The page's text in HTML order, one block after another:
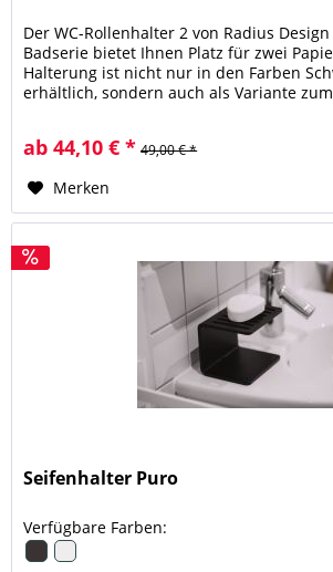
Der WC-Rollenhalter 2 von Radius
Badserie bietet Ihnen Platz für zwei
Halterung ist nicht nur in den Farben
erhältlich, sondern auch als Variante
ab 44,10 € * 49,00 € *
Merken
Seifenhalter Puro
Verfügbare Farben: